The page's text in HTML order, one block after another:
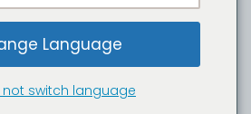
Language
switch language